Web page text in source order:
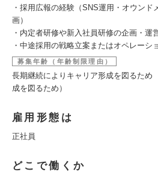
・採用広報の経験（SNS運用・オウンド
画）
・内定者研修や新入社員研修の企画・運
・中途採用の戦略立案またはオペレーシ
募集年齢（年齢制限理由）
長期継続によりキャリア形成を図るため
成を図るため）
雇用形態は
正社員
どこで働くか